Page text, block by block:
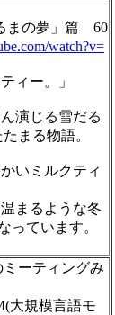
まの夢」篇 60
watch?v=
ィー。」
演じる雪だる
まる物語。
いミルクティ
まるような冬
っています。
ーティングみ
大規模言語モ